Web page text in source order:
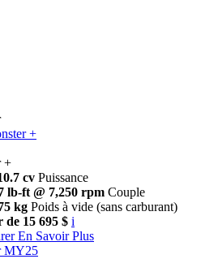
+
+
cv Puissance
lb-ft @ 7,250 rpm Couple
kg Poids à vide (sans carburant)
15 695 $ i
En Savoir Plus
MY25